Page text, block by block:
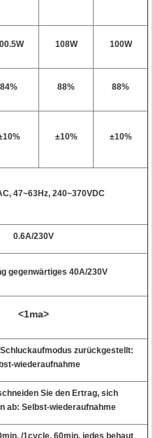
108W 100W
84% 88% 88%
±10% ±10%
47~63Hz, 240~370VDC
0.6A/230V
gegenwärtiges 40A/230V
<1ma>
zurückgestellt:
wiederaufnahme
Sie den Ertrag, sich
ab: Selbst-wiederaufnahme
/1cycle, 60min. jedes behaut